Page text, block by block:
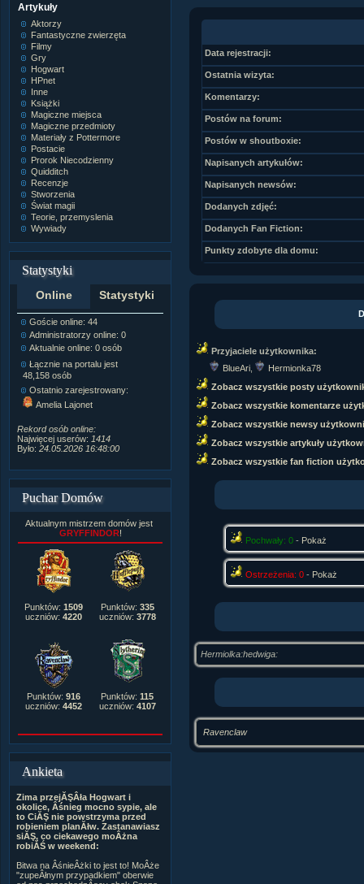
Artykuły
Aktorzy
Fantastyczne zwierzęta
Filmy
Gry
Hogwart
HPnet
Inne
Książki
Magiczne miejsca
Magiczne przedmioty
Materiały z Pottermore
Postacie
Prorok Niecodzienny
Quidditch
Recenzje
Stworzenia
Świat magii
Teorie, przemyslenia
Wywiady
Statystyki
Online Statystyki
Goście online: 44
Administratorzy online: 0
Aktualnie online: 0 osób
Łącznie na portalu jest
48,158 osób
Ostatnio zarejestrowany:
Amelia Lajonet
Rekord osób online:
Najwięcej userów: 1414
Było: 24.05.2026 16:48:00
Napisanych artykułów:
Zdjęć w galerii:21,490
Tematów na forum:
3,921
Postów na forum: 319,637
Komentarzy do materiałów:
222,019
Rozdanych pochwał:3,327
Wlepionych ostrzeżeń:4,170
Puchar Domów
Aktualnym mistrzem domów jest
GRYFFINDOR!
Punktów: 1509
uczniów: 4220
Punktów: 335
uczniów: 3778
Punktów: 916
uczniów: 4452
Punktów: 115
uczniów: 4107
Ankieta
Zima przejĂŞÂła Hogwart i
okolice, Âśnieg mocno sypie, ale
to CiĂŞ nie powstrzyma przed
robieniem planĂłw. Zastanawiasz
siĂŞ, co ciekawego moÂżna
robiĂŚ w weekend:
Bitwa na ÂśnieÂżki to jest to! MoÂże
"zupeÂłnym przypadkiem" oberwie
Data rejestracji:
Ostatnia wizyta:
Komentarzy:
Postów na forum:
Postów w shoutboxie:
Napisanych artykułów:
Napisanych newsów:
Dodanych zdjęć:
Dodanych Fan Fiction:
Punkty zdobyte dla domu:
Przyjaciele użytkownika:
BlueAri,
Hermionka78
Zobacz wszystkie posty
Zobacz wszystkie komentarze
Zobacz wszystkie newsy
Zobacz wszystkie artykuły
Zobacz wszystkie fan fiction
Pochwały: 0- Pokaż
Ostrzeżenia: 0- Pokaż
Hermiolka:hedwiga:
Ravenclaw